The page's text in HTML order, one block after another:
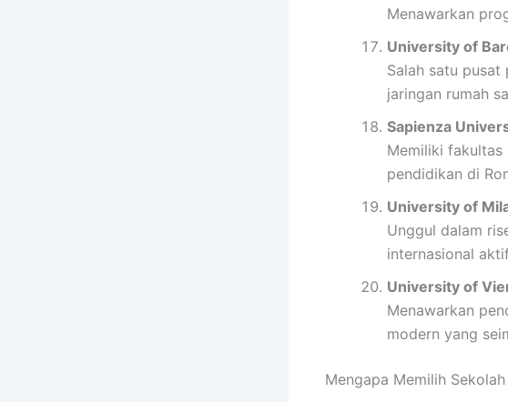
Menawarkan
University of
Salah satu
jaringan rumah
Sapienza
Memiliki fakultas
pendidikan di
University of
Unggul dalam
internasional
University of
Menawarkan
modern yang
Mengapa Memilih